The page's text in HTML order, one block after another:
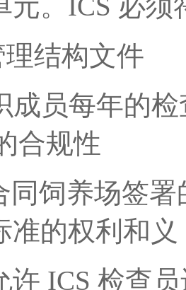
元。ICS 必
理结构文件
成员每年的
合规性
同饲养场签
准的权利和义
许 ICS 检查